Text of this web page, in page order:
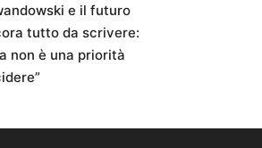
e il futuro
tutto da scrivere:
non è una priorità